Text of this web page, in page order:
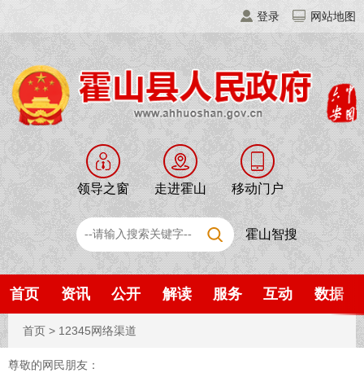
登录 网站地图
领导之窗 走进霍山 移动门户
霍山智搜
首页 资讯 公开 解读 服务 互动 数据
首页 > 12345网络渠道
尊敬的网民朋友：